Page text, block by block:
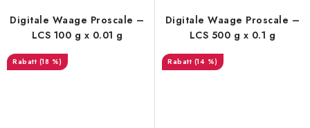
Digitale Waage Proscale –
LCS 100 g x 0.01 g
(18 %)
Digitale Waage Proscale –
LCS 500 g x 0.1 g
(14 %)